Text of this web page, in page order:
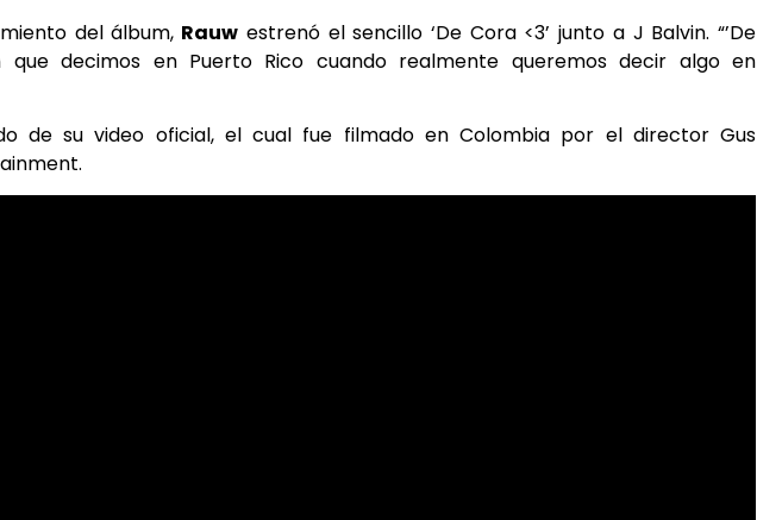
del álbum, Rauw estrenó el sencillo ‘De Cora <3’ junto a J Balvin. “’De
que decimos en Puerto Rico cuando realmente queremos decir algo en
de su video oficial, el cual fue filmado en Colombia por el director Gus